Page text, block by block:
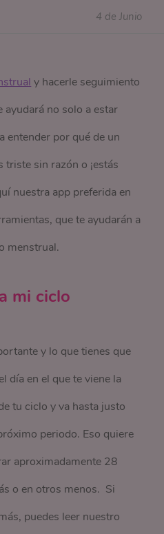
4 de Junio
y hacerle seguimiento
ayudará no solo a estar
entender por qué de un
sin razón o ¡estás
nuestra app preferida en
que te ayudarán a
menstrual.
mi ciclo
y lo que tienes que
día en el que te viene la
tu ciclo y va hasta justo
periodo. Eso quiere
aproximadamente 28
o en otros menos. Si
puedes leer nuestro